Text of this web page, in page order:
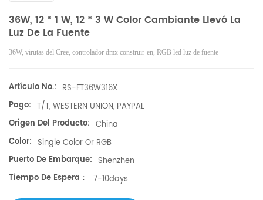
36W, 12 * 1 W, 12 * 3 W Color Cambiante Llevó La
Luz De La Fuente
36W, virutas del Cree, controlador dmx construir-en, RGB led luz de fuente
Artículo No.: RS-FT36W316X
Pago: T/T, WESTERN UNION, PAYPAL
Origen Del Producto: China
Color: Single Color Or RGB
Puerto De Embarque: Shenzhen
Tiempo De Espera：
7-10days